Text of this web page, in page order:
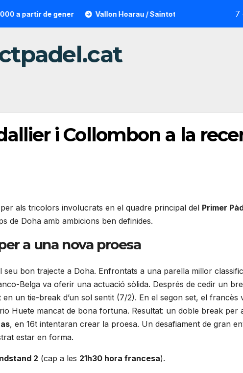
de gener Vallon Hoarau / Saintot: la sorpresa reoliana que7
i Collombon a la
per als tricolors involucrats en el quadre principal del Primer
de Doha amb ambicions ben definides.
a una nova proesa
seu bon trajecte a Doha. Enfrontats a una parella millor
Belga va oferir una actuació sòlida. Després de cedir un
un tie-break d’un sol sentit (7/2). En el segon set, el francès
Huete mancat de bona fortuna. Resultat: un doble break per
, en 16t intentaran crear la proesa. Un desafiament de gran
estar en forma.
2 (cap a les 21h30 hora francesa).